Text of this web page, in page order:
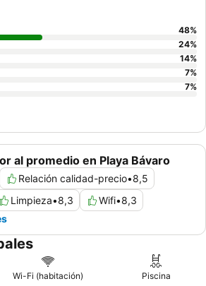
considere reservar una habitación en
de un entorno potencialmente
vistas.
al promedio en Playa Bávaro
Relación calidad-precio•8,5
Limpieza•8,3 Wifi•8,3
48%
24%
14%
7%
7%
Wi-Fi (habitación) Piscina